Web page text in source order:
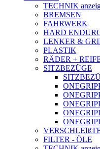
TECHNIK
BREMSEN
FAHRWERK
HARD
LENKER &
PLASTIK
RÄDER +
SITZBEZÜGE
FILTER - ÖLE